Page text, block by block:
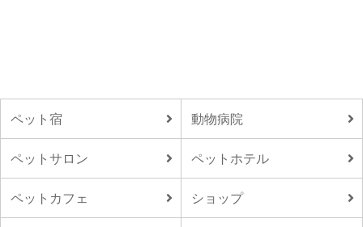
ペット宿 動物病院
ペットサロン ペットホテル
ペットカフェ ショップ